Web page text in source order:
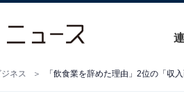
ジネス 「飲食業を辞めた理由」2位の「収